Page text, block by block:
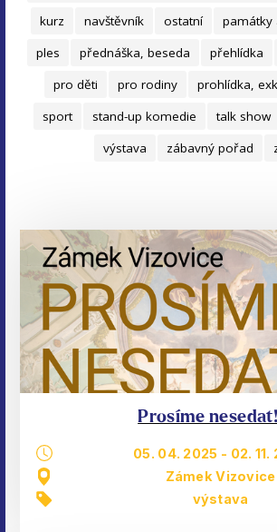
kurz
navštěvník ostatní
památky
ples
přednáška, beseda přehlídka
pro děti
pro rodiny prohlídka,
sport
stand-up komedie talk show
výstava
zábavný pořad
Prosíme nesedat!
05. 04. 2025 - 02. 11.
Zámek Vizovice
výstava